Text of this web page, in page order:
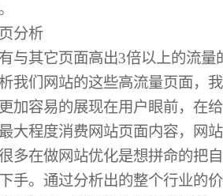
分析
其它页面高出3倍以上的流量
我们网站的这些高流量页面，
加容易的展现在用户眼前，在
大程度消费网站页面内容，网
在做网站优化是想拼命的把自
手。通过分析出的整个行业的